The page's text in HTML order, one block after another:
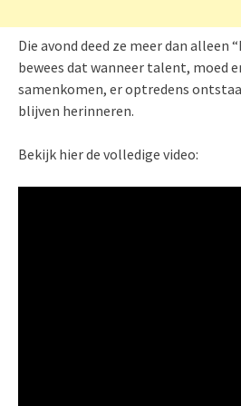
Die avond deed ze meer dan alleen
bewees dat wanneer talent, moed
samenkomen, er optredens
blijven herinneren.
Bekijk hier de volledige video: